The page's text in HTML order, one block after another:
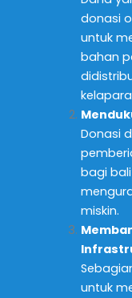
donasi
untuk
bahan
Donasi
bagi
miskin.
untuk